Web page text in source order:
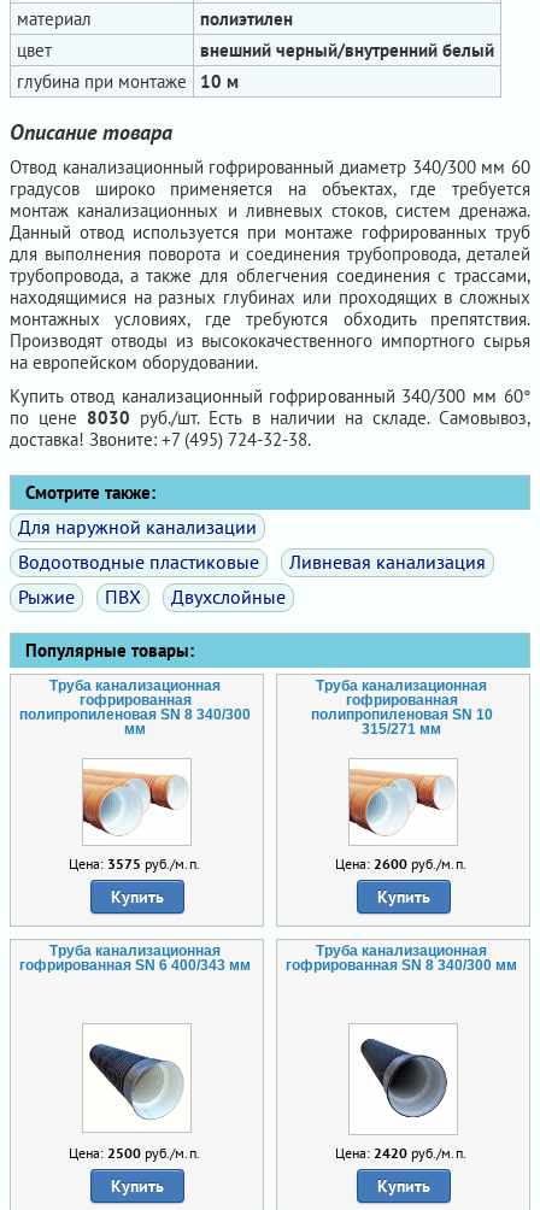
материал
полиэтилен
цвет
внешний черный/внутренний белый
глубина при монтаже
10 м
Описание товара
Отвод канализационный гофрированный диаметр 340/300 мм 60
градусов широко применяется на объектах, где требуется
монтаж канализационных и ливневых стоков, систем дренажа.
Данный отвод используется при монтаже гофрированных труб
для выполнения поворота и соединения трубопровода, деталей
трубопровода, а также для облегчения соединения с трассами,
находящимися на разных глубинах или проходящих в сложных
монтажных условиях, где требуются обходить препятствия.
Производят отводы из высококачественного импортного сырья
на европейском оборудовании.
Купить отвод канализационный гофрированный 340/300 мм 60°
по цене 8030 руб./шт. Есть в наличии на складе. Самовывоз,
доставка! Звоните: +7 (495) 724-32-38.
Смотрите также:
Для наружной канализации
Водоотводные пластиковые
Ливневая канализация
Рыжие
ПВХ Двухслойные
Популярные товары:
Труба канализационная
гофрированная
полипропиленовая SN 8 340/300
мм
Цена: 3575 руб./м.п.
Купить
Труба канализационная
гофрированная
полипропиленовая SN 10
315/271 мм
Цена: 2600руб./м.п.
Купить
Труба канализационная
гофрированная SN 6 400/343 мм
Цена: 2500руб./м.п.
Купить
Труба канализационная
гофрированная SN 8 340/300 мм
Цена: 2420руб./м.п.
Купить